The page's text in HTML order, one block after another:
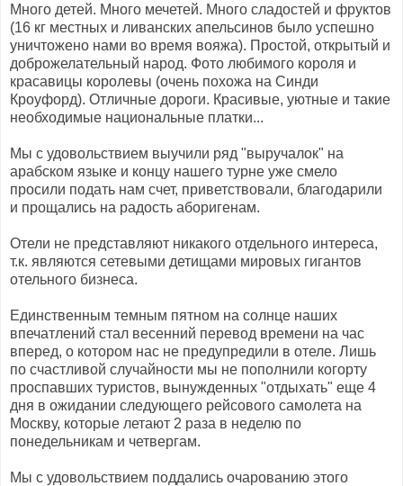
Много детей. Много мечетей. Много сладостей и фруктов
(16 кг местных и ливанских апельсинов было успешно
уничтожено нами во время вояжа). Простой, открытый и
доброжелательный народ. Фото любимого короля и
красавицы королевы (очень похожа на Синди
Кроуфорд). Отличные дороги. Красивые, уютные и такие
необходимые национальные платки...
Мы с удовольствием выучили ряд "выручалок" на
арабском языке и концу нашего турне уже смело
просили подать нам счет, приветствовали, благодарили
и прощались на радость аборигенам.
Отели не представляют никакого отдельного интереса,
т.к. являются сетевыми детищами мировых гигантов
отельного бизнеса.
Единственным темным пятном на солнце наших
впечатлений стал весенний перевод времени на час
вперед, о котором нас не предупредили в отеле. Лишь
по счастливой случайности мы не пополнили когорту
проспавших туристов, вынужденных "отдыхать" еще 4
дня в ожидании следующего рейсового самолета на
Москву, которые летают 2 раза в неделю по
понедельникам и четвергам.
Мы с удовольствием поддались очарованию этого